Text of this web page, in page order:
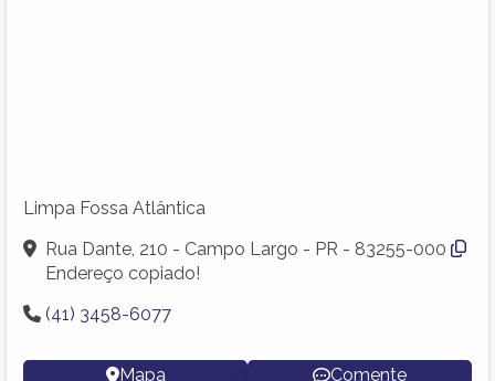
Limpa Fossa Atlântica
Rua Dante, 210 - Campo Largo - PR - 83255-000
Endereço copiado!
(41) 3458-6077
Mapa Comente